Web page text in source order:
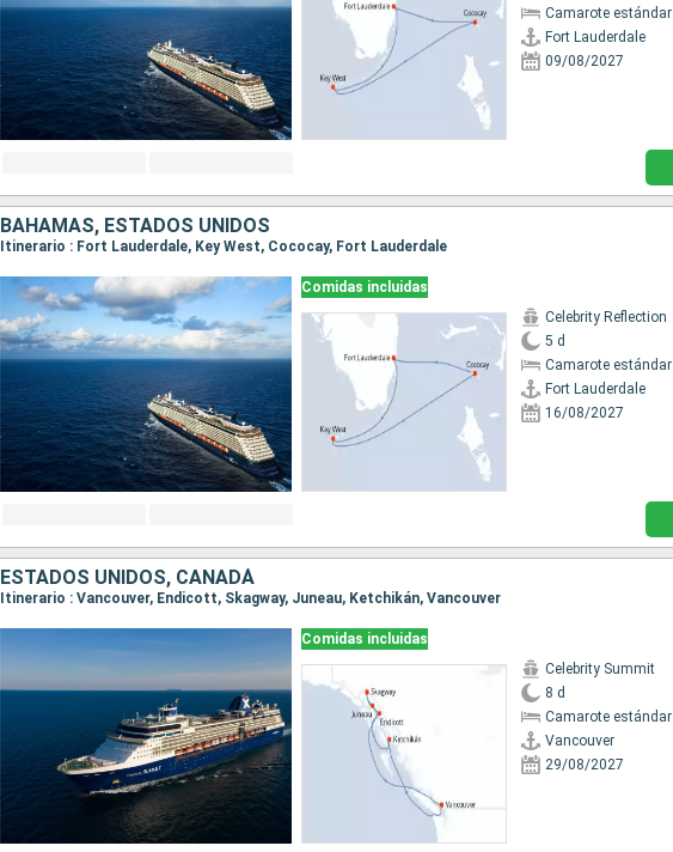
Camarote estándar
Fort Lauderdale
09/08/2027
BAHAMAS, ESTADOS UNIDOS
Itinerario : Fort Lauderdale, Key West, Cococay, Fort Lauderdale
Comidas incluidas
Celebrity Reflection
5 d
Camarote estándar
Fort Lauderdale
16/08/2027
ESTADOS UNIDOS, CANADÁ
Itinerario : Vancouver, Endicott, Skagway, Juneau, Ketchikán, Vancouver
Comidas incluidas
Celebrity Summit
8 d
Camarote estándar
Vancouver
29/08/2027